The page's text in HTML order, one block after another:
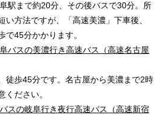
駅まで約20分、その後バスで30分。所
い方法ですが、「高速美濃」下車後、
で45分かかります。
バスの美濃行き高速バス（高速名古屋
徒歩45分です。名古屋から美濃まで2時
ください。
スの岐阜行き夜行高速バス（高速新宿